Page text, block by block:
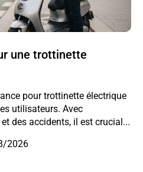
une trottinette
pour trottinette électrique
utilisateurs. Avec
des accidents, il est crucial...
2026